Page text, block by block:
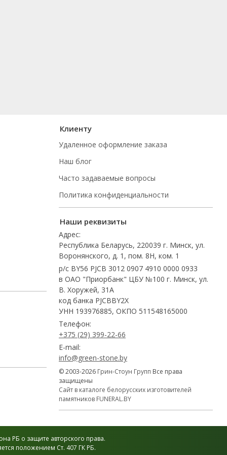
Клиенту
Удаленное оформление заказа
Наш блог
Часто задаваемые вопросы
Политика конфиденциальности
Наши реквизиты
Адрес:
Республика Беларусь, 220039 г. Минск, ул.
Воронянского, д. 1, пом. 8Н, ком. 1
р/с BY56 PJCB 3012 0907 4910 0000 0933
в ОАО "Приорбанк" ЦБУ №100 г. Минск, ул.
В. Хоружей, 31А
код банка PJCBBY2X
УНН 193976885, ОКПО 511548165000
Телефон:
+375 (29) 399-22-66
E-mail:
info@green-stone.by
© 2003-2026 Грин-Стоун Групп Все права
защищены
Сайт в каталоге белорусских изготовителей
памятников FUNERAL.BY
РБ о защите авторского права.
положением Ст. 407 ГК РБ.